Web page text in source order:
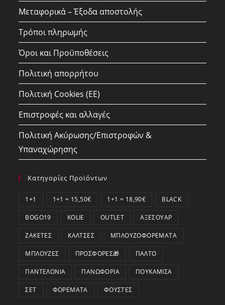
Μεταφορικά – Έξοδα αποστολής
Τρόποι πληρωμής
Όροι και Προϋποθέσεις
Πολιτική απορρήτου
Πολιτική Cookies (ΕΕ)
Επιστροφές και αλλαγές
Πολιτική Ακύρωσης/Επιστροφών &
Υπαναχώρησης
Κατηγορίες Προϊόντων
1+1 1+1 = 15,50€ 1+1 = 18,90€ BLACK
BOGO19 KOLIE OUTLET ΑΞΕΣΟΥΆΡ
ΖΑΚΈΤΕΣ ΚΆΛΤΣΕΣ ΜΠΛΟΥΖΟΦΟΡΈΜΑΤΑ
ΜΠΛΟΎΖΕΣ ΠΡΟΣΦΟΡΕΣ🎁 ΠΑΛΤΌ
ΠΑΝΤΕΛΌΝΙΑ ΠΑΝΩΦΌΡΙΑ ΠΟΥΚΆΜΙΣΑ
ΣΕΤ ΦΟΡΈΜΑΤΑ ΦΟΎΣΤΕΣ